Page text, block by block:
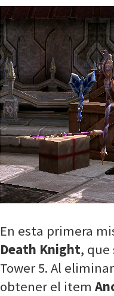
En esta primera
Death Knight, que
Tower 5. Al
obtener el item